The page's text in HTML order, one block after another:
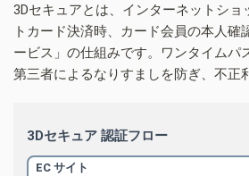
3Dセキュアとは、インターネットショ
トカード決済時、カード会員の本人確
ービス」の仕組みです。ワンタイムパ
第三者によるなりすましを防ぎ、不正
3Dセキュア 認証フロー
EC サイト